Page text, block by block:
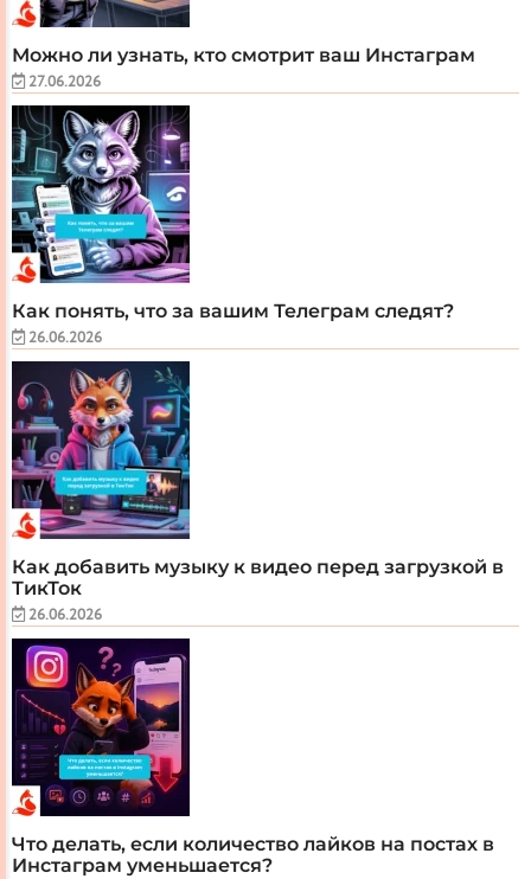
Можно ли узнать, кто смотрит ваш Инстаграм
27.06.2026
Как понять, что за вашим Телеграм следят?
26.06.2026
Как добавить музыку к видео перед загрузкой в
ТикТок
26.06.2026
Что делать, если количество лайков на постах в
Инстаграм уменьшается?